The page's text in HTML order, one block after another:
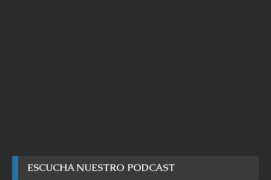
ESCUCHA NUESTRO PODCAST